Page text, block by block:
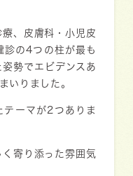
、皮膚科・小児皮
診の4つの柱が最も
勢でエビデンスあ
いりました。
テーマが2つありま
寄り添った雰囲気